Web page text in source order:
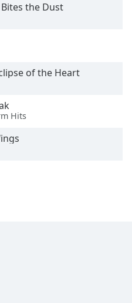
the Dust
of the Heart
Hits